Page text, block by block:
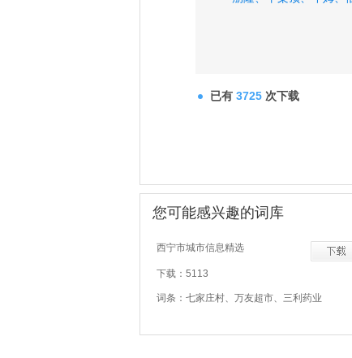
已有 3725 次下载
您可能感兴趣的词库
西宁市城市信息精选
下载：5113
词条：七家庄村、万友超市、三利药业